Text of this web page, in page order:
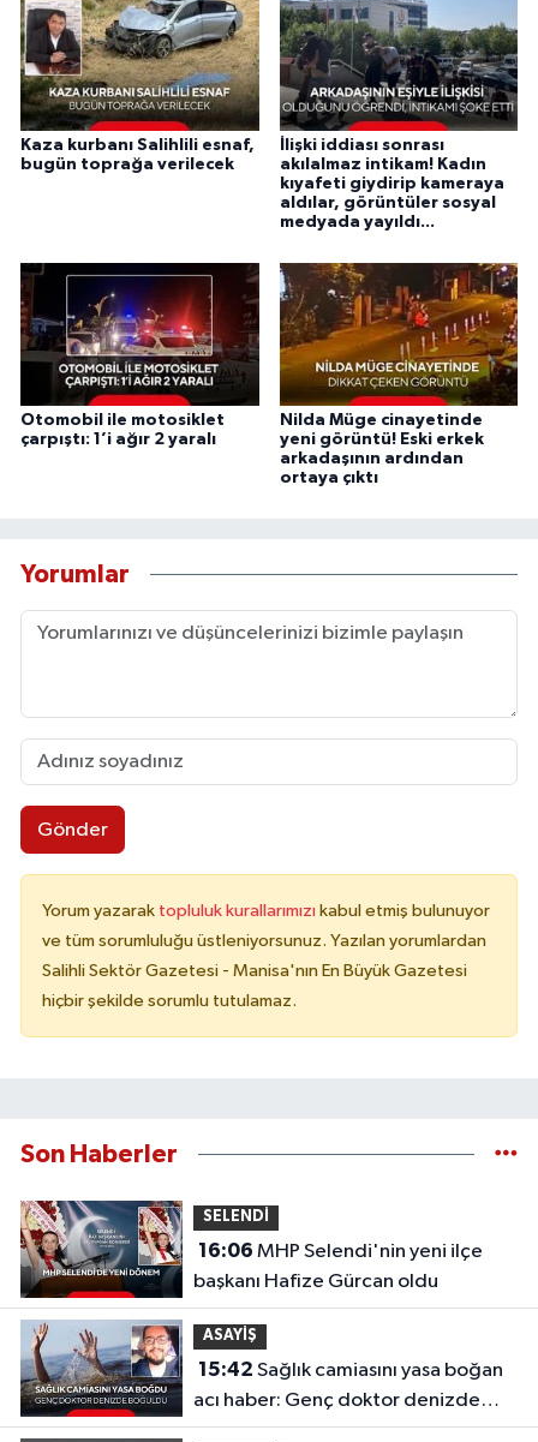
Kaza kurbanı Salihlili esnaf,
bugün toprağa verilecek
İlişki iddiası sonrası
akılalmaz intikam! Kadın
kıyafeti giydirip kameraya
aldılar, görüntüler sosyal
medyada yayıldı...
Otomobil ile motosiklet
çarpıştı: 1’i ağır 2 yaralı
Nilda Müge cinayetinde
yeni görüntü! Eski erkek
arkadaşının ardından
ortaya çıktı
Yorumlar
Gönder
Yorum yazarak topluluk kurallarımızı kabul etmiş bulunuyor
ve tüm sorumluluğu üstleniyorsunuz. Yazılan yorumlardan
Salihli Sektör Gazetesi - Manisa'nın En Büyük Gazetesi
hiçbir şekilde sorumlu tutulamaz.
Son Haberler
SELENDİ
16:06
başkanı Hafize Gürcan oldu
ASAYİŞ
15:42
acı haber: Genç doktor denizde
boğuldu